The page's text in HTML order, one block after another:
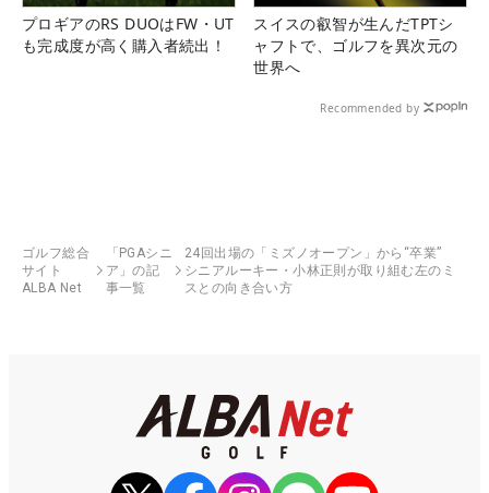
プロギアのRS DUOはFW・UT
も完成度が高く購入者続出！
スイスの叡智が生んだTPTシ
ャフトで、ゴルフを異次元の
世界へ
Recommended by
ゴルフ総合
サイト
ALBA Net
「PGAシニ
ア」の記
事一覧
24回出場の「ミズノオープン」から“卒業”
シニアルーキー・小林正則が取り組む左のミ
スとの向き合い方